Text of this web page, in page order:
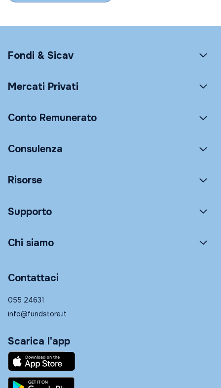
Fondi & Sicav
Mercati Privati
Conto Remunerato
Consulenza
Risorse
Supporto
Chi siamo
Contattaci
055 24631
info@fundstore.it
Scarica l'app